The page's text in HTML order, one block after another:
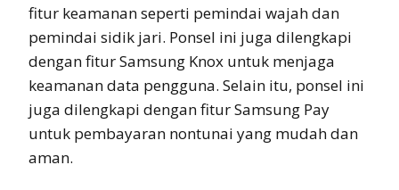
fitur keamanan seperti pemindai wajah dan
pemindai sidik jari. Ponsel ini juga dilengkapi
dengan fitur Samsung Knox untuk menjaga
keamanan data pengguna. Selain itu, ponsel ini
juga dilengkapi dengan fitur Samsung Pay
untuk pembayaran nontunai yang mudah dan
aman.